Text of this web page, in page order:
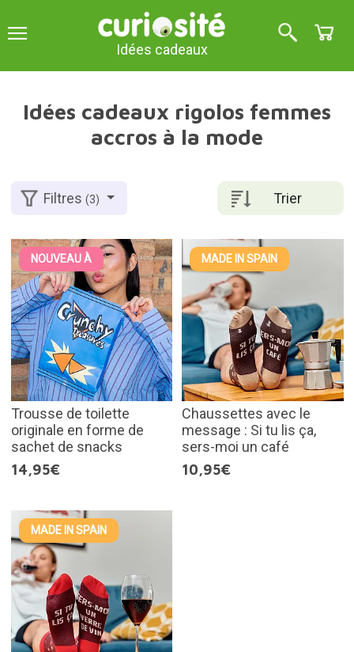
Idées cadeaux
Idées cadeaux rigolos femmes
accros à la mode
Trier
Filtres(3)
NOUVEAU À
Trousse de toilette
originale en forme de
sachet de snacks
14,95€
MADE IN SPAIN
Chaussettes avec le
message : Si tu lis ça,
sers-moi un café
10,95€
MADE IN SPAIN